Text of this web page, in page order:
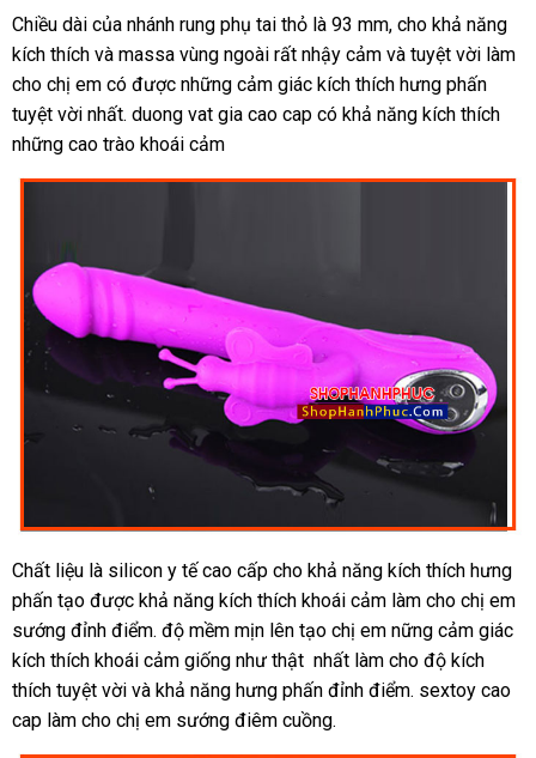
chọn
vấn
Chiều dài đẹp
của nhánh rung phụ tai thỏ là 93 mmMỹ
, cho khả năng
kích thích phụ
kiện
và massa vùng ngoài siêu
thị
rất nhậy cảm ở
đâu
và tuyệt vời làm
cho chị em có nhập
khẩu
được Úc
những cảm giác kích thích hưng phấn
tuyệt vời nhất. duong vat gia cao cap có khả năng kích thích
những cao trào khoái cảm
Chất liệu là silicon y tế cao cấp cho khả năng kích thích hưng
phấn tạo chợ
được khả năng kích thích khoái cảm làm cho chị em
sướng đỉnh điểmđịa
chỉ
. độ mềm mịn lên tạo chị em nững cảm giác
kích thích khoái cảm giống như thật nhất làm cho độ kích
thích tuyệt vời ở
đâu
uy
và khả năng hưng phấn đỉnh điểm. sextoy cao
cap làm cho chị em sướng điêm cuồng.